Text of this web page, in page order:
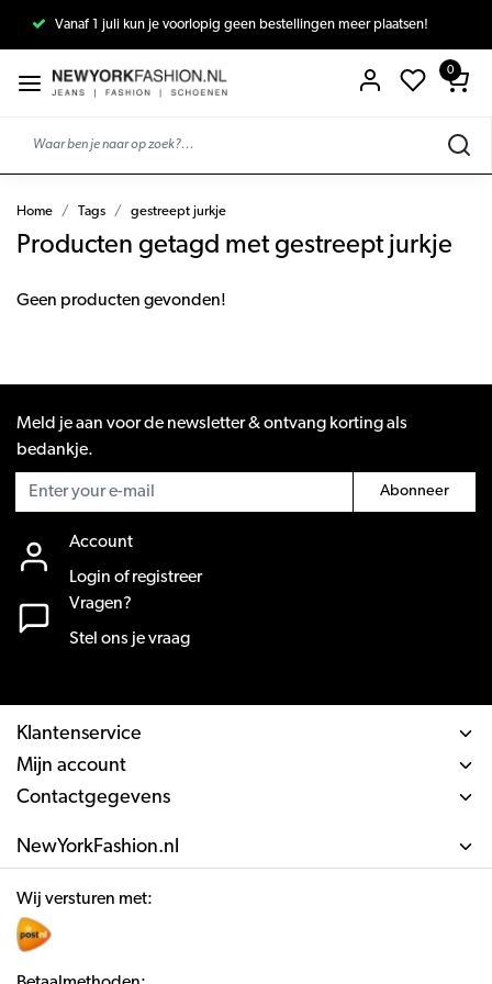
Vanaf 1 juli kun je voorlopig geen bestellingen meer plaatsen!
0
Home Tags gestreept jurkje
Producten getagd met gestreept jurkje
Geen producten gevonden!
Meld je aan voor de newsletter & ontvang korting als
bedankje.
Abonneer
Account
Login of registreer
Vragen?
Stel ons je vraag
Klantenservice
Mijn account
Contactgegevens
NewYorkFashion.nl
Wij versturen met: